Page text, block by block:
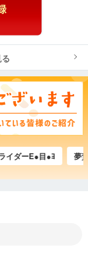
ダーE●目●ﾖ 夢賀沢